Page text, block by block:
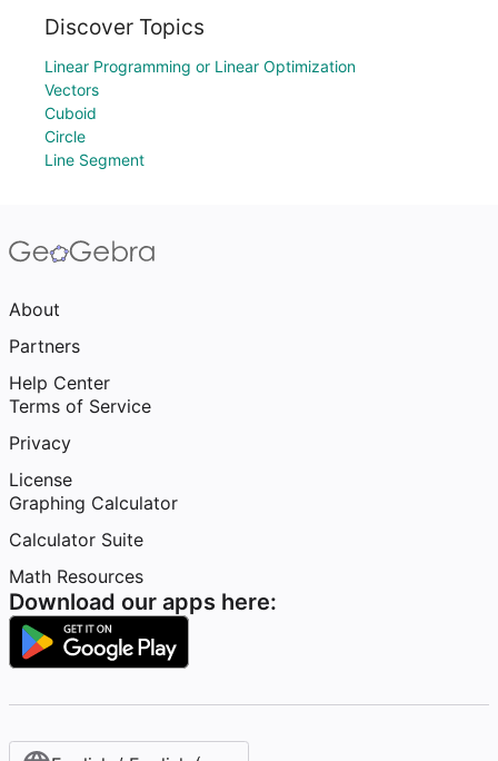
Discover Topics
Linear Programming or Linear Optimization
Vectors
Cuboid
Circle
Line Segment
About
Partners
Help Center
Terms of Service
Privacy
License
Graphing Calculator
Calculator Suite
Math Resources
Download our apps here: